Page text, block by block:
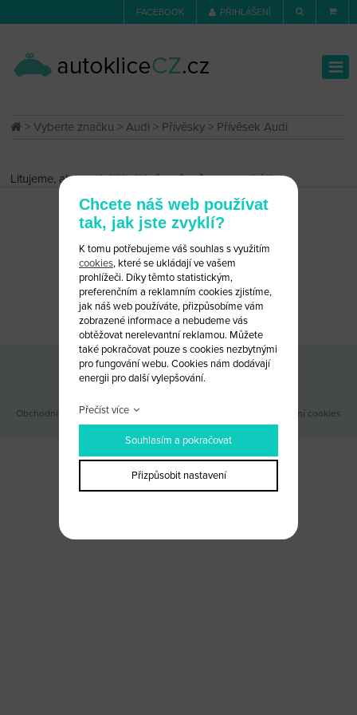
FACEBOOK PŘIHLÁŠENÍ
>Vyberte značku >Audi > Přívěsky > Přívěsek Audi
Litujeme, ale produkt byl dočasně vyřazen z nabídky.
CHCETE PORADIT?NAPIŠTE NÁM
Odběr novinek
Obchodní podmínky| Webové stránky ©2026 PANKREA Nastavení cookies
Chcete náš web používat
tak, jak jste zvyklí?
K tomu potřebujeme váš souhlas s využitím
cookies, které se ukládají ve vašem
prohlížeči. Díky těmto statistickým,
preferenčním a reklamním cookies zjistíme,
jak náš web používáte, přizpůsobíme vám
zobrazené informace a nebudeme vás
obtěžovat nerelevantní reklamou. Můžete
také pokračovat pouze s cookies nezbytnými
pro fungování webu. Cookies nám dodávají
energii pro další vylepšování.
Přečíst více
Souhlasím a pokračovat
Přizpůsobit nastavení